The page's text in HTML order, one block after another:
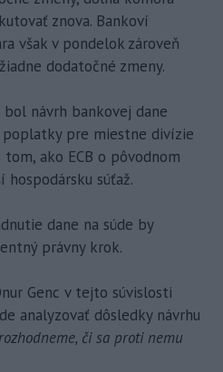
znova. Bankoví
však v pondelok zároveň
dodatočné zmeny.
návrh bankovej dane
poplatky pre miestne divízie
ako ECB o pôvodnom
hospodársku súťaž.
dane na súde by
právny krok.
Genc v tejto súvislosti
analyzovať dôsledky návrhu
či sa proti nemu